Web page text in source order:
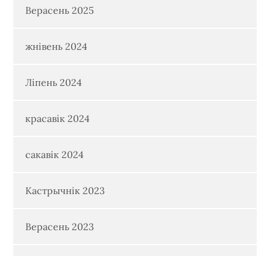
Верасень 2025
жнівень 2024
Ліпень 2024
красавік 2024
сакавік 2024
Кастрычнік 2023
Верасень 2023